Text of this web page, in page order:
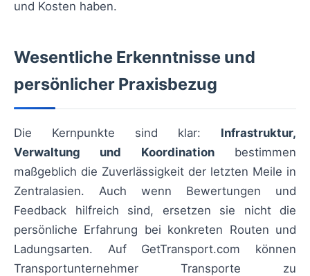
und Kosten haben.
Wesentliche Erkenntnisse und
persönlicher Praxisbezug
Die Kernpunkte sind klar: Infrastruktur,
Verwaltung und Koordinationbestimmen
maßgeblich die Zuverlässigkeit der letzten Meile in
Zentralasien. Auch wenn Bewertungen und
Feedback hilfreich sind, ersetzen sie nicht die
persönliche Erfahrung bei konkreten Routen und
Ladungsarten. Auf GetTransport.com können
Transportunternehmer Transporte zu